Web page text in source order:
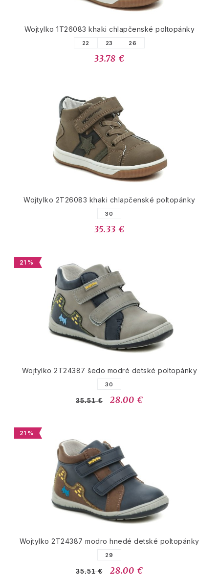
Wojtylko 1T26083 khaki chlapčenské poltopánky
22 23 26
33.78 €
Wojtylko 2T26083 khaki chlapčenské poltopánky
30
35.33 €
21 %
Wojtylko 2T24387 šedo modré detské poltopánky
30
35.51 € 28.00 €
21 %
Wojtylko 2T24387 modro hnedé detské poltopánky
29
35.51 € 28.00 €